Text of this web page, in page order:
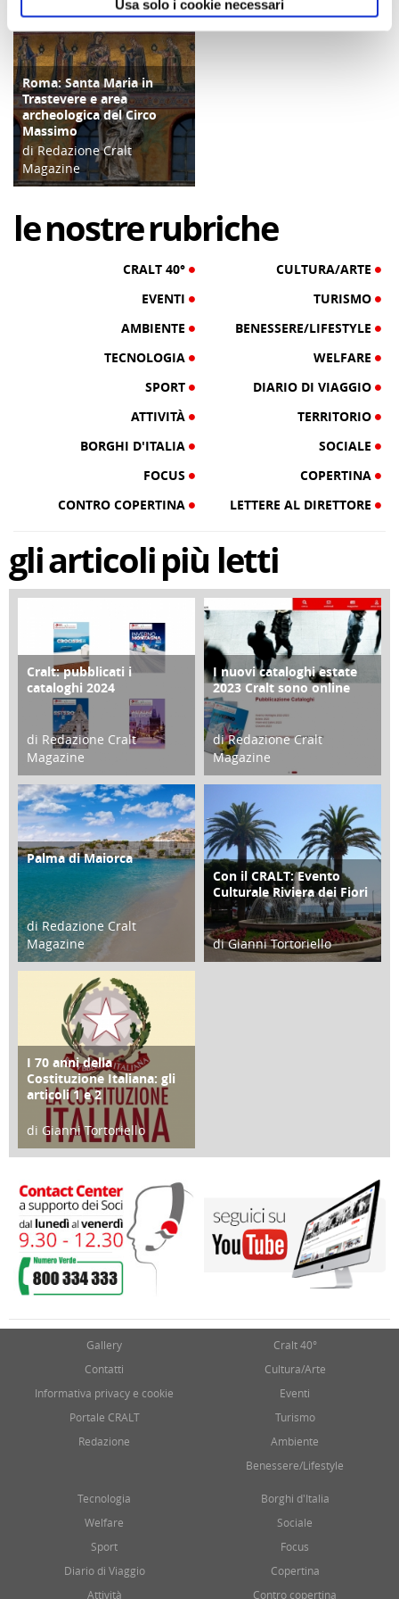
Usa solo i cookie necessari
29/06/20
ATTIVITÀ
Roma: Santa Maria in
Trastevere e area
archeologica del Circo
Massimo
di Redazione Cralt
Magazine
lenostrerubriche
CRALT 40°
CULTURA/ARTE
EVENTI
TURISMO
AMBIENTE
BENESSERE/LIFESTYLE
TECNOLOGIA
WELFARE
SPORT
DIARIO DI VIAGGIO
ATTIVITÀ
TERRITORIO
BORGHI D'ITALIA
SOCIALE
FOCUS
COPERTINA
CONTRO COPERTINA
LETTERE AL DIRETTORE
gliarticolipiù letti
COPERTINA
Cralt: pubblicati i
cataloghi 2024
di Redazione Cralt
Magazine
21 Novembre 2023
CONTRO COPERTINA
I nuovi cataloghi estate
2023 Cralt sono online
di Redazione Cralt
Magazine
07 Marzo 2023
ATTIVITÀ
Palma di Maiorca
di Redazione Cralt
Magazine
25 Giugno 2016
ATTIVITÀ
Con il CRALT: Evento
Culturale Riviera dei Fiori
di Gianni Tortoriello
FOCUS
I 70 anni della
Costituzione Italiana: gli
articoli 1 e 2
di Gianni Tortoriello
17 Marzo 2018
Gallery
Contatti
Informativa privacy e cookie
Portale CRALT
Redazione
Cralt 40°
Cultura/Arte
Eventi
Turismo
Ambiente
Benessere/Lifestyle
Tecnologia
Welfare
Sport
Diario di Viaggio
Attività
Borghi d'Italia
Sociale
Focus
Copertina
Contro copertina